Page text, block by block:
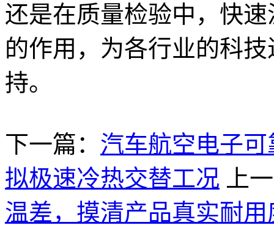
还是在质量检验中，快
的作用，为各行业的科
持。
下一篇： 汽车航空电子
拟极速冷热交替工况
上
温差，摸清产品真实耐用